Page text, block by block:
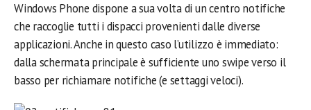
Windows Phone dispone a sua volta di un centro notifiche
che raccoglie tutti i dispacci provenienti dalle diverse
applicazioni. Anche in questo caso l’utilizzo è immediato:
dalla schermata principale è sufficiente uno swipe verso il
basso per richiamare notifiche (e settaggi veloci).